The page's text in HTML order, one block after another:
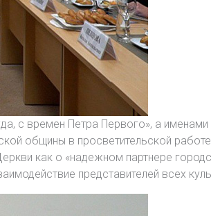
с времен Петра Первого», а
общины в просветительской
как о «надежном партнере
представителей всех